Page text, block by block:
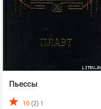
Пьессы
10 (2) 1